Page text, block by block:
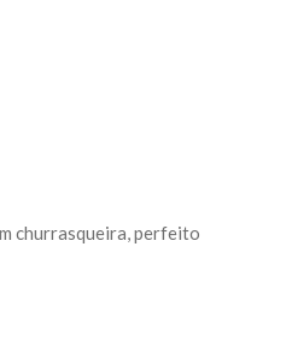
churrasqueira, perfeito